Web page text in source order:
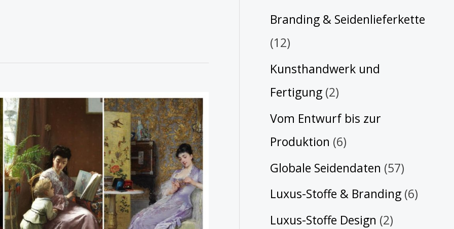
Branding & Seidenlieferkette
(12)
Kunsthandwerk und
Fertigung (2)
Vom Entwurf bis zur
Produktion (6)
Globale Seidendaten (57)
Luxus-Stoffe & Branding (6)
Luxus-Stoffe Design (2)